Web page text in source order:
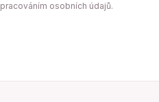
osobních údajů.